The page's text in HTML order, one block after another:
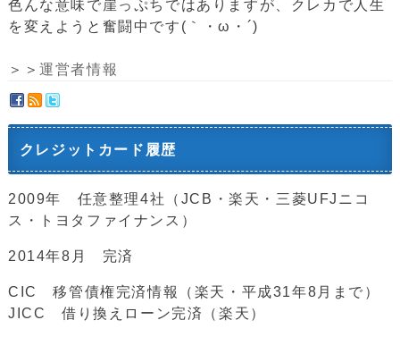
色んな意味で崖っぷちではありますが、クレカで人生
を変えようと奮闘中です(｀・ω・´)ゞ
＞＞運営者情報
クレジットカード履歴
2009年 任意整理4社（JCB・楽天・三菱UFJニコ
ス・トヨタファイナンス）
2014年8月 完済
CIC 移管債権完済情報（楽天・平成31年8月まで）
JICC 借り換えローン完済（楽天）